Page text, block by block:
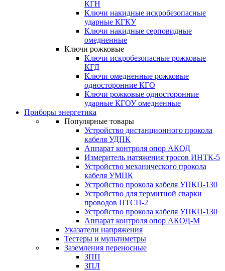
КГН
Ключи накидные искробезопасные
ударные КГКУ
Ключи накидные серповидные
омедненные
Ключи рожковые
Ключи искробезопасные рожковые
КГД
Ключи омедненные рожковые
односторонние КГО
Ключи рожковые односторонние
ударные КГОУ омедненные
Приборы энергетика
Популярные товары
Устройство дистанционного прокола
кабеля УДПК
Аппарат контроля опор АКОД
Измеритель натяжения тросов ИНТК-5
Устройство механического прокола
кабеля УМПК
Устройство прокола кабеля УПКП-130
Устройство для термитной сварки
проводов ПТСП-2
Устройство прокола кабеля УПКП-130
Аппарат контроля опор АКОД-М
Указатели напряжения
Тестеры и мультиметры
Заземления переносные
ЗПП
ЗПЛ